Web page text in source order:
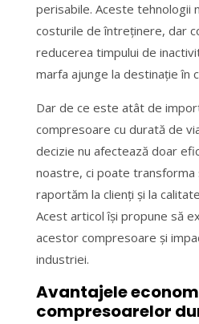
perisabile. Aceste tehnologii
costurile de întreținere, dar
reducerea timpului de
marfa ajunge la destinație în
Dar de ce este atât de
compresoare cu durată de
decizie nu afectează doar
noastre, ci poate transforma
raportăm la clienți și la
Acest articol își propune să
acestor compresoare și
industriei.
Avantajele
compresoarelor